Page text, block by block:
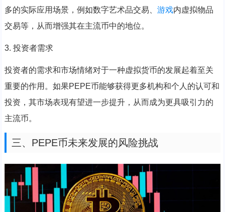
多的实际应用场景，例如数字艺术品交易、 游戏内虚拟物品
交易等，从而增强其在主流币中的地位。
3. 投资者需求
投资者的需求和市场情绪对于一种虚拟货币的发展起着至关
重要的作用。如果PEPE币能够获得更多机构和个人的认可和
投资，其市场表现有望进一步提升，从而成为更具吸引力的
主流币。
三、PEPE币未来发展的风险挑战